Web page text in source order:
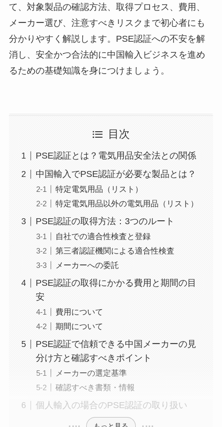
て、対象製品の確認方法、取得プロセス、費用、
メーカー選び、注意すべきリスクまで初心者にも
分かりやすく解説します。PSE認証への不安を解
消し、安全かつ合法的に中国輸入ビジネスを進め
るための基礎知識を身につけましょう。
目次
PSE認証とは？電気用品安全法との関係
中国輸入でPSE認証が必要な製品とは？
特定電気用品（リスト）
特定電気用品以外の電気用品（リスト）
PSE認証の取得方法：3つのルート
自社での適合性検査と登録
第三者認証機関による適合性検査
メーカーへの委託
PSE認証の取得にかかる費用と期間の目
安
費用について
期間について
PSE認証で信頼できる中国メーカーの見
分け方と確認すべきポイント
メーカーの選定基準
確認すべき書類・情報
個人輸入の場合のPSE認証の取り扱い